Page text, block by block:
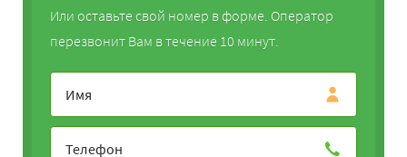
Или оставьте свой номер в форме. Оператор
перезвонит Вам в течение 10 минут.